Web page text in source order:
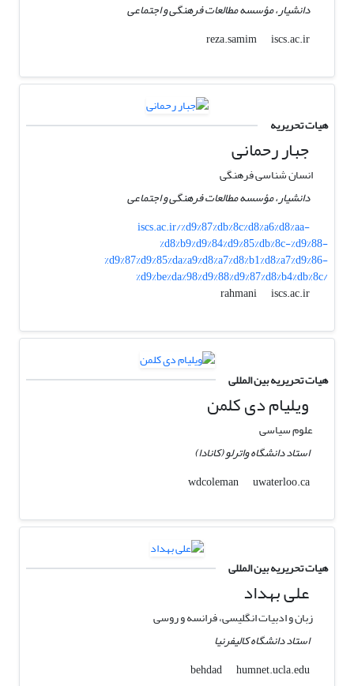
دانشیار، مؤسسه مطالعات فرهنگی و اجتماعی
reza.samim
iscs.ac.ir
هیات تحریریه
جبار رحمانی
انسان شناسی فرهنگی
دانشیار، مؤسسه مطالعات فرهنگی و اجتماعی
iscs.ac.ir/%d9%87%db%8c%d8%a6%d8%aa-
%d8%b9%d9%84%d9%85%db%8c-%d9%88-
%d9%87%d9%85%da%a9%d8%a7%d8%b1%d8%a7%d9%86-
%d9%be%da%98%d9%88%d9%87%d8%b4%db%8c/
rahmani
iscs.ac.ir
هیات تحریریه بین المللی
ویلیام دی کلمن
علوم سیاسی
استاد دانشگاه واترلو (کانادا)
wdcoleman
uwaterloo.ca
هیات تحریریه بین المللی
علی بهداد
زبان و ادبیات انگلیسی، فرانسه و روسی
استاد دانشگاه کالیفرنیا
behdad
humnet.ucla.edu